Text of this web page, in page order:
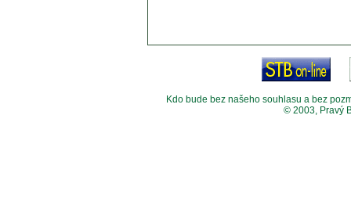
Kdo bude bez našeho souhlasu a bez
© 2003, Pravý